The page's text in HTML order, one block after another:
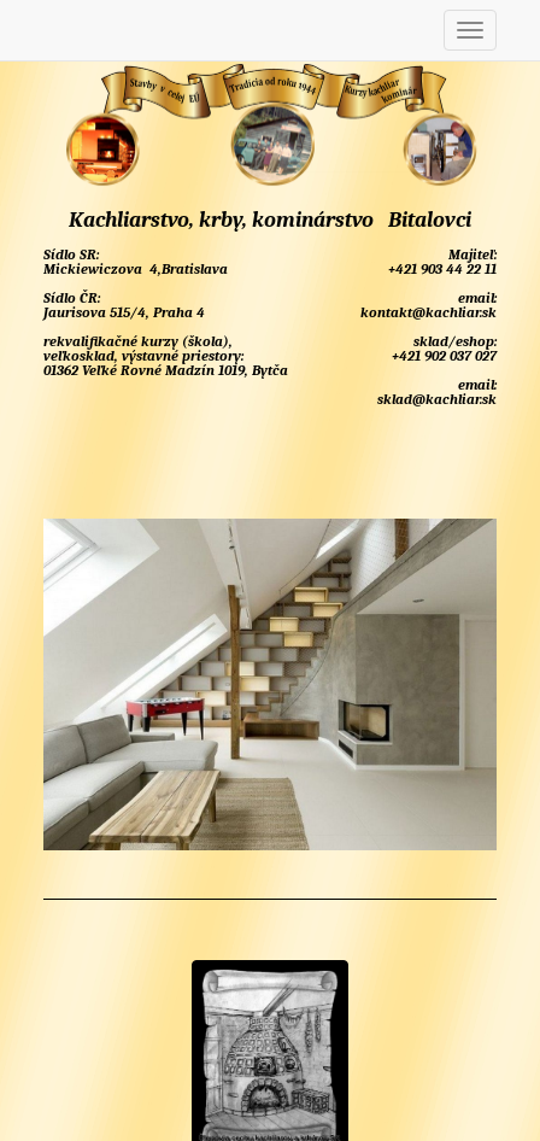
Kachliarstvo, krby, kominárstvo Bitalovci
Sídlo SR:
Mickiewiczova 4,Bratislava
Sídlo ČR:
Jaurisova 515/4, Praha 4
rekvalifikačné kurzy (škola),
veľkosklad, výstavné priestory:
01362 Veľké Rovné Madzín 1019, Bytča
Majiteľ:
+421 903 44 22 11
email:
kontakt@kachliar.sk
sklad/eshop:
+421 902 037 027
email:
sklad@kachliar.sk